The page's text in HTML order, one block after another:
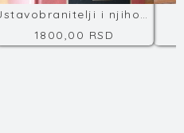
Ustavobranitelji i njihova vlada
1800,00 RSD